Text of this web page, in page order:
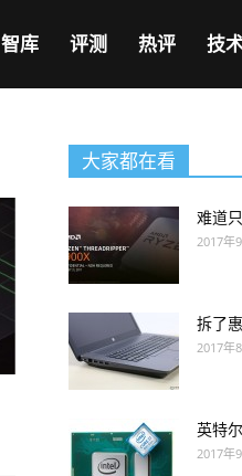
智库 评测 热评 技
大家都在看
难道
2017年
拆了
2017年
英特
2017年